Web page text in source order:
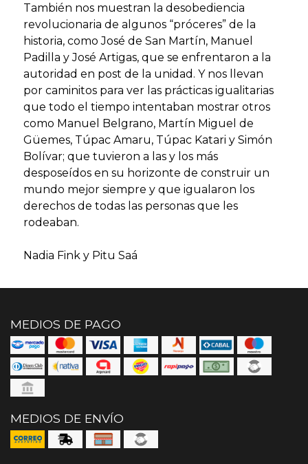
También nos muestran la desobediencia
revolucionaria de algunos “próceres” de la
historia, como José de San Martín, Manuel
Padilla y José Artigas, que se enfrentaron a la
autoridad en post de la unidad. Y nos llevan
por caminitos para ver las prácticas igualitarias
que todo el tiempo intentaban mostrar otros
como Manuel Belgrano, Martín Miguel de
Güemes, Túpac Amaru, Túpac Katari y Simón
Bolívar; que tuvieron a las y los más
desposeídos en su horizonte de construir un
mundo mejor siempre y que igualaron los
derechos de todas las personas que les
rodeaban.
Nadia Fink y Pitu Saá
MEDIOS DE PAGO
MEDIOS DE ENVÍO